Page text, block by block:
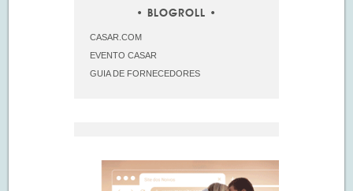
BLOGROLL
CASAR.COM
EVENTO CASAR
GUIA DE FORNECEDORES